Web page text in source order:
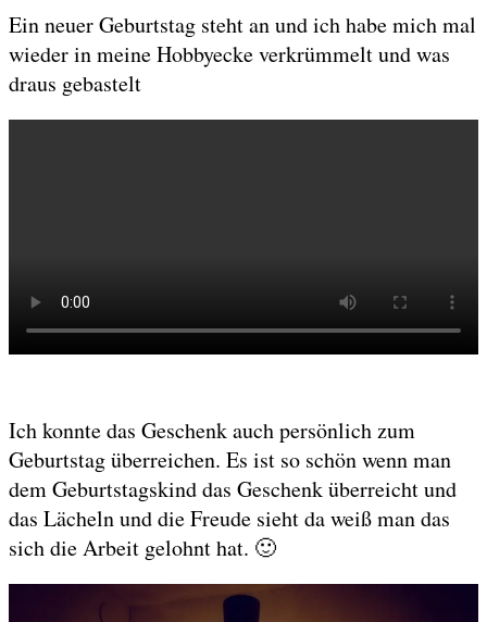
Ein neuer Geburtstag steht an und ich habe mich mal
wieder in meine Hobbyecke verkrümmelt und was
draus gebastelt
Ich konnte das Geschenk auch persönlich zum
Geburtstag überreichen. Es ist so schön wenn man
dem Geburtstagskind das Geschenk überreicht und
das Lächeln und die Freude sieht da weiß man das
sich die Arbeit gelohnt hat. 🙂